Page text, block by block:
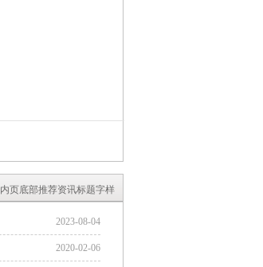
内页底部推荐资讯标题字样
2023-08-04
2020-02-06